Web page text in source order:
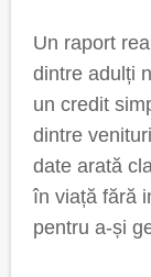
Un raport
dintre adulți
un credit
dintre
date arată
în viață fără
pentru a-și